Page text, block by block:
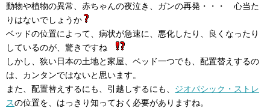
動物や植物の異常、赤ちゃんの夜泣き、ガンの再発・・・ 心当た
りはないでしょうか
ベッドの位置によって、病状が急速に、悪化したり、良くなったり
しているのが、驚きですね
しかし、狭い日本の土地と家屋、ベッド一つでも、配置替えするの
は、カンタンではないと思います。
また、配置替えするにも、引越しするにも、 ジオパシック・ストレ
スの位置を、はっきり知っておく必要がありますね。